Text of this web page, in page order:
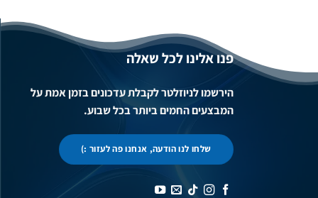
פנו אלינו לכל שאלה
הירשמו לניוזלטר לקבלת עדכונים בזמן אמת על
המבצעים החמים ביותר בכל שבוע.
שלחו לנו הודעה, אנחנו פה לעזור :)